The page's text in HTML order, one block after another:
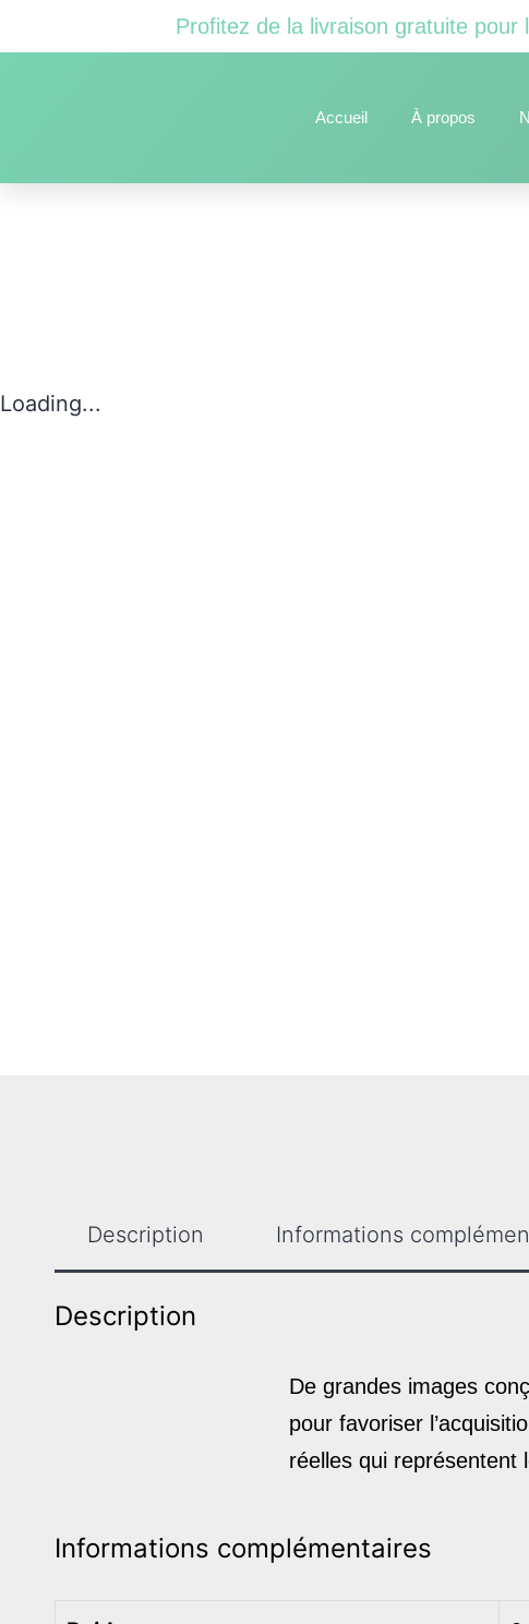
Profitez de la livraison gratuite
Accueil À propos
Loading...
Description Informations
Description
De grandes images
pour favoriser
réelles qui représentent
Informations complémentaires